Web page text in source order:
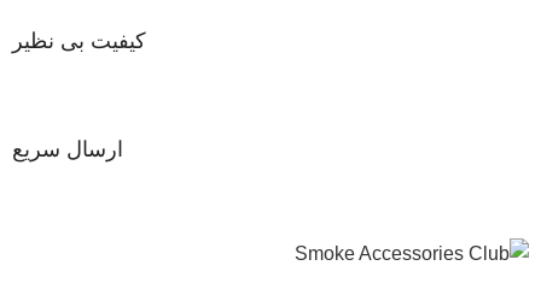
کیفیت بی نظیر
ارسال سریع